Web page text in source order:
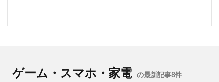
ゲーム・スマホ・家電 の最新記事8件